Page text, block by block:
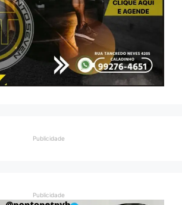
Publicidade
Publicidade